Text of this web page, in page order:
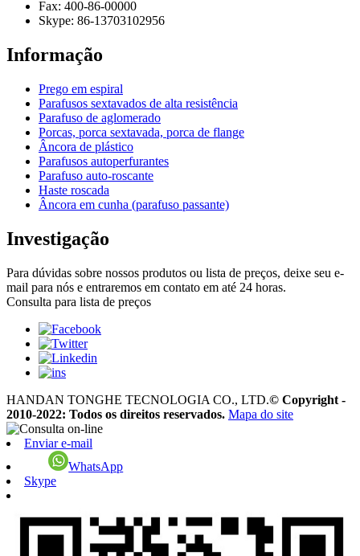
Fax: 400-86-00000
Skype: 86-13703102956
Informação
Prego em espiral
Parafusos sextavados de alta resistência
Parafuso de aglomerado
Porcas, porca sextavada, porca de flange
Âncora de plástico
Parafusos autoperfurantes
Parafuso auto-roscante
Haste roscada
Âncora em cunha (parafuso passante)
Investigação
Para dúvidas sobre nossos produtos ou lista de preços, deixe seu e-
mail para nós e entraremos em contato em até 24 horas.
Consulta para lista de preços
HANDAN TONGHE TECNOLOGIA CO., LTD.© Copyright -
2010-2022: Todos os direitos reservados. Mapa do site
Enviar e-mail
WhatsApp
Skype